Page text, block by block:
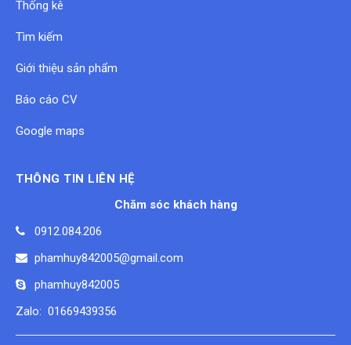
Thống kê
Tìm kiếm
Giới thiệu sản phẩm
Báo cáo CV
Google maps
THÔNG TIN LIÊN HỆ
Chăm sóc khách hàng
0912.084.206
phamhuy842005@gmail.com
phamhuy842005
Zalo: 01669439356